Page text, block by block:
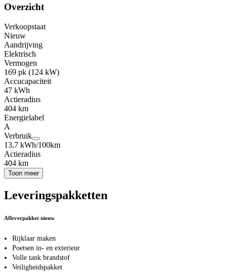
Overzicht
Verkoopstaat
Nieuw
Aandrijving
Elektrisch
Vermogen
169 pk (124 kW)
Accucapaciteit
47 kWh
Actieradius
404 km
Energielabel
A
Verbruik
13,7 kWh/100km
Actieradius
404 km
Toon meer
Leveringspakketten
Afleverpakket nieuw
Rijklaar maken
Poetsen in- en exterieur
Volle tank brandstof
Veiligheidspakket